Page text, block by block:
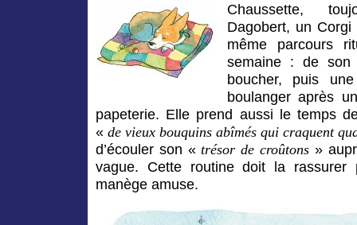
Chaussette,
Dagobert, un
même parcours
semaine : de
boucher, puis
boulanger après
papeterie. Elle prend aussi le temps
« de vieux bouquins abîmés qui craquent
d’écouler son «trésor de croûtons »
vague. Cette routine doit la
manège amuse.